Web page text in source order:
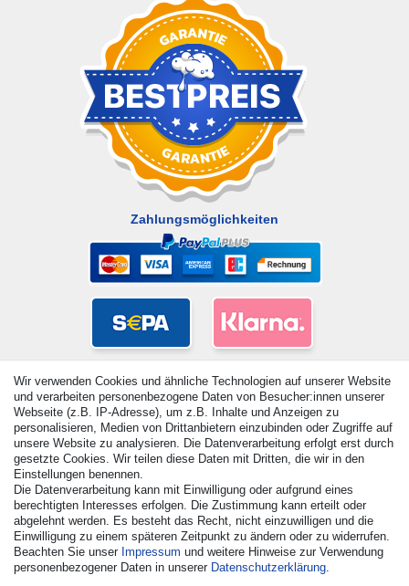
Zahlungsmöglichkeiten
© Copyright 2026 | Alle Rechte vorbehalten. - Alle Rechte
vorbehalten. Preisangaben inkl. gesetzl. 19% MwSt. |
Grundpreise siehe Artikeldetail | *Gilt für Lieferungen nach
Deutschland!
Wir verwenden Cookies und ähnliche Technologien auf unserer Website
und verarbeiten personenbezogene Daten von Besucher:innen unserer
Webseite (z.B. IP-Adresse), um z.B. Inhalte und Anzeigen zu
personalisieren, Medien von Drittanbietern einzubinden oder Zugriffe auf
unsere Website zu analysieren. Die Datenverarbeitung erfolgt erst durch
gesetzte Cookies. Wir teilen diese Daten mit Dritten, die wir in den
Einstellungen benennen.
Die Datenverarbeitung kann mit Einwilligung oder aufgrund eines
berechtigten Interesses erfolgen. Die Zustimmung kann erteilt oder
abgelehnt werden. Es besteht das Recht, nicht einzuwilligen und die
Einwilligung zu einem späteren Zeitpunkt zu ändern oder zu widerrufen.
Beachten Sie unser Impressum und weitere Hinweise zur Verwendung
personenbezogener Daten in unserer Daten­schutz­erklärung.